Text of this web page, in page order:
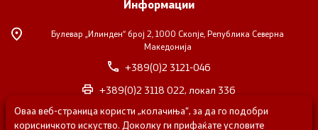
Информации
Булевар „Илинден“ број 2, 1000 Скопје, Република Северна
Македонија
+389(0)2 3121-046
+389(0)2 3118 022, локал 336
nvosorabotka@gs.gov.mk
Оваа веб-страница користи „колачиња“, за да го подобри
корисничкото искуство. Доколку ги прифаќате условите